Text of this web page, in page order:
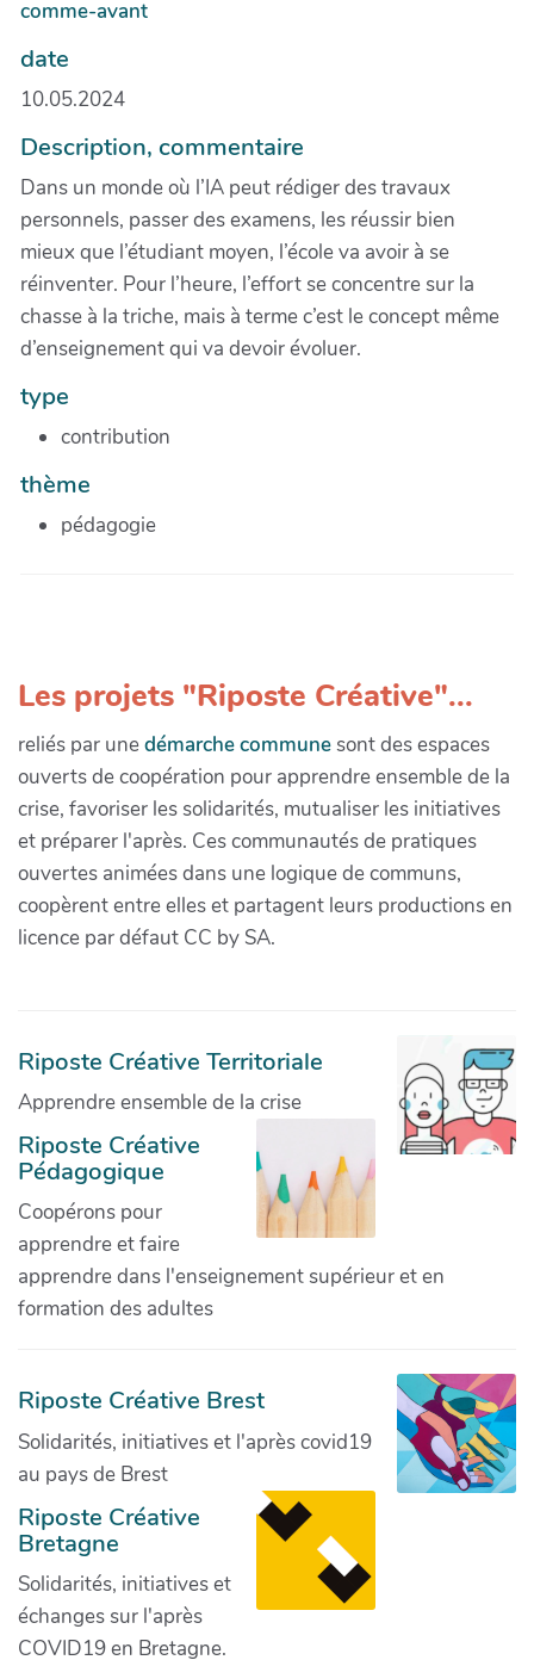
comme-avant
date
10.05.2024
Description, commentaire
Dans un monde où l’IA peut rédiger des travaux
personnels, passer des examens, les réussir bien
mieux que l’étudiant moyen, l’école va avoir à se
réinventer. Pour l’heure, l’effort se concentre sur la
chasse à la triche, mais à terme c’est le concept même
d’enseignement qui va devoir évoluer.
type
contribution
thème
pédagogie